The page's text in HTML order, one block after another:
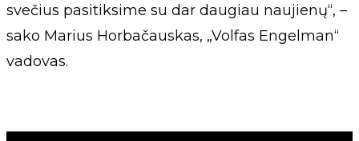
svečius pasitiksime su dar daugiau naujienų“, –
sako Marius Horbačauskas, „Volfas Engelman“
vadovas.